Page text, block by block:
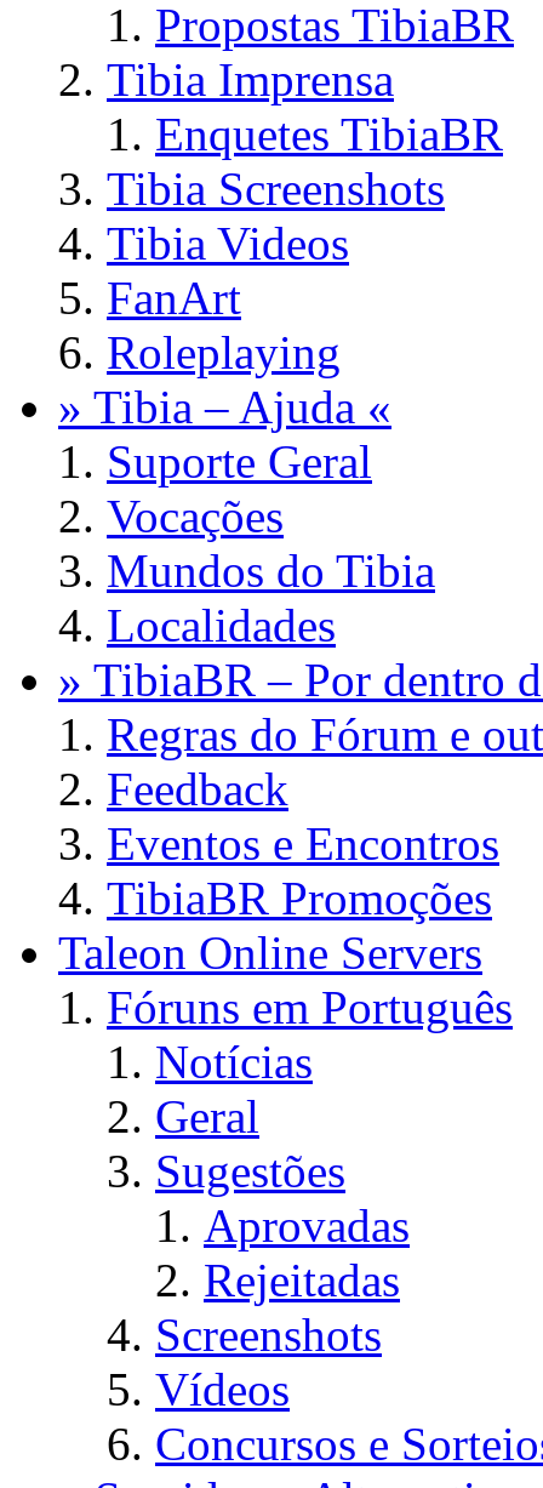
Propostas TibiaBR
Tibia Imprensa
Enquetes TibiaBR
Tibia Screenshots
Tibia Videos
FanArt
Roleplaying
» Tibia – Ajuda «
Suporte Geral
Vocações
Mundos do Tibia
Localidades
» TibiaBR – Por dentro
Regras do Fórum e
Feedback
Eventos e Encontros
TibiaBR Promoções
Taleon Online Servers
Fóruns em Português
Notícias
Geral
Sugestões
Aprovadas
Rejeitadas
Screenshots
Vídeos
Concursos e